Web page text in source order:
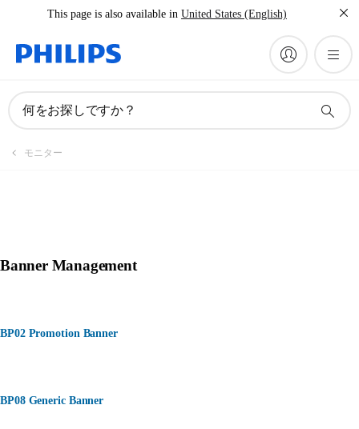
This page is also available in United States (English)
何をお探しですか？
モニター
Banner Management
BP02 Promotion Banner
BP08 Generic Banner